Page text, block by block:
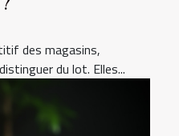
des magasins,
du lot. Elles...